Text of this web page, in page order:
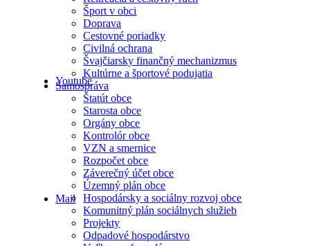
Youtube
Mail
Šport v obci
Doprava
Cestovné poriadky
Civilná ochrana
Švajčiarsky finančný mechanizmus
Kultúrne a športové podujatia
Samospráva
Štatút obce
Starosta obce
Orgány obce
Kontrolór obce
VZN a smernice
Rozpočet obce
Záverečný účet obce
Územný plán obce
Hospodársky a sociálny rozvoj obce
Komunitný plán sociálnych služieb
Projekty
Odpadové hospodárstvo